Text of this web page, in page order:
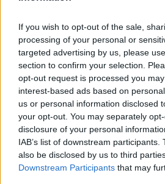
If you wish to opt-out of the sale,
processing of your personal or
targeted advertising by us, please
section to confirm your selection.
opt-out request is processed you
interest-based ads based on
us or personal information disclosed
your opt-out. You may separately
disclosure of your personal
IAB’s list of downstream
also be disclosed by us to third
Downstream Participants that may
Oprindelsesland :
Indsendt :2003-05-01
Beskrivelse
Ristaffel med svinekød​
Ristaffel er en sjov, flot og
mange forskellige ingredienser,
det også lidt hyggeligt at sidde og